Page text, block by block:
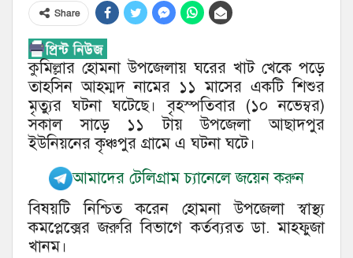
Share
কুমিল্লার হোমনা উপজেলায় ঘরের খাট খেকে পড়ে
তাহসিন আহম্মদ নামের ১১ মাসের একটি শিশুর
মৃত্যুর ঘটনা ঘটেছে। বৃহস্পতিবার (১০ নভেম্বর)
সকাল সাড়ে ১১ টায় উপজেলা আছাদপুর
ইউনিয়নের কৃঞ্চপুর গ্রামে এ ঘটনা ঘটে।
আমাদের টেলিগ্রাম চ্যানেলে জয়েন করুন
বিষয়টি নিশ্চিত করেন হোমনা উপজেলা স্বাস্থ্য
কমপ্লেক্সের জরুরি বিভাগে কর্তব্যরত ডা. মাহফুজা
খানম।